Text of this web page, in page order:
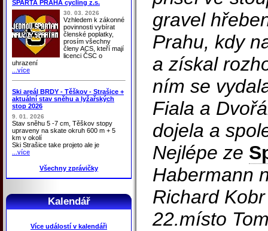
SPARTA PRAHA cycling z.s.
30. 03. 2026
Vzhledem k zákonné
povinnosti vybírat
členské poplatky,
prosím všechny
členy ACS, kteří mají
licenci ČSC o
uhrazení
...více
Ski areál BRDY - Těškov - Strašice +
aktuální stav sněhu a lyžařských
stop 2026
9. 01. 2026
Stav sněhu 5 -7 cm, Těškov stopy
upraveny na skate okruh 600 m + 5
km v okolí
Ski Strašice take projeto ale je
...více
Všechny zprávičky
Kalendář
Více událostí v kalendáři
gravel
Prahu, kdy
a získal
ním se
Fiala a
dojela a
Nejlépe ze
Habermann
Richard
22.místo